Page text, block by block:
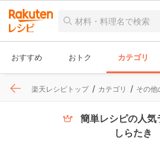
おすすめ おトク カテゴリ
楽天レシピトップ カテゴリ その他
簡単レシピの人気
しらたき